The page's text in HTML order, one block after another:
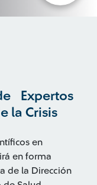
Expertos
la Crisis
en
en forma
de la Dirección